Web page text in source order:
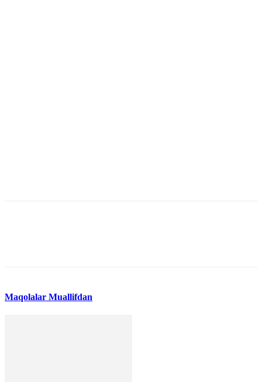
Maqolalar Muallifdan